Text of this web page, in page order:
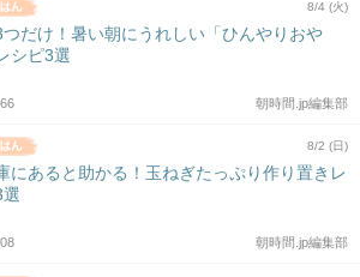
8/4 (火)
だけ！暑い朝にうれしい「ひんやりおや
シピ3選
朝時間.jp編集部
8/2 (日)
にあると助かる！玉ねぎたっぷり作り置きレ
朝時間.jp編集部